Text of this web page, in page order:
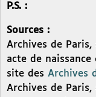
P.S. :
Sources :
Archives de
acte de
site des Archives
Archives de